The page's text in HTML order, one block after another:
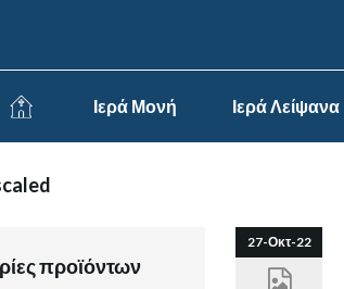
Ιερά Μονή Ιερά Λείψανα
27-Οκτ-22
προϊόντων